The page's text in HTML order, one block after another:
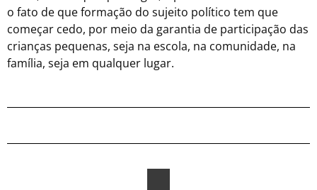
o fato de que formação do sujeito político tem que
começar cedo, por meio da garantia de participação das
crianças pequenas, seja na escola, na comunidade, na
família, seja em qualquer lugar.